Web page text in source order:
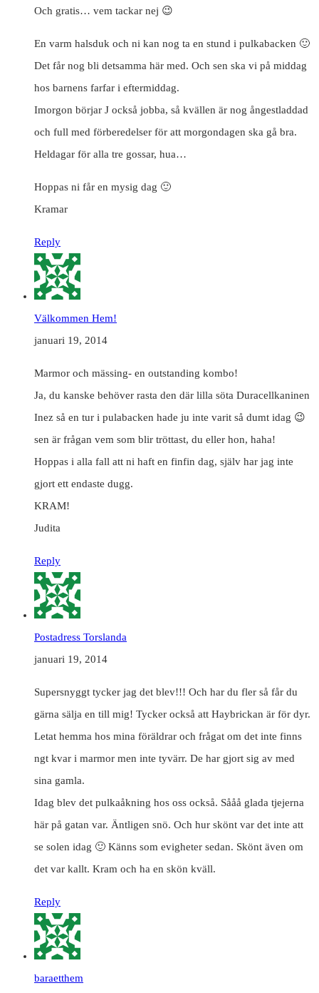
Och gratis… vem tackar nej 😉
En varm halsduk och ni kan nog ta en stund i pulkabacken 🙂
Det får nog bli detsamma här med. Och sen ska vi på middag
hos barnens farfar i eftermiddag.
Imorgon börjar J också jobba, så kvällen är nog ångestladdad
och full med förberedelser för att morgondagen ska gå bra.
Heldagar för alla tre gossar, hua…
Hoppas ni får en mysig dag 🙂
Kramar
Reply
Välkommen Hem!
januari 19, 2014
Marmor och mässing- en outstanding kombo!
Ja, du kanske behöver rasta den där lilla söta Duracellkaninen
Inez så en tur i pulabacken hade ju inte varit så dumt idag 😉
sen är frågan vem som blir tröttast, du eller hon, haha!
Hoppas i alla fall att ni haft en finfin dag, själv har jag inte
gjort ett endaste dugg.
KRAM!
Judita
Reply
Postadress Torslanda
januari 19, 2014
Supersnyggt tycker jag det blev!!! Och har du fler så får du
gärna sälja en till mig! Tycker också att Haybrickan är för dyr.
Letat hemma hos mina föräldrar och frågat om det inte finns
ngt kvar i marmor men inte tyvärr. De har gjort sig av med
sina gamla.
Idag blev det pulkaåkning hos oss också. Sååå glada tjejerna
här på gatan var. Äntligen snö. Och hur skönt var det inte att
se solen idag 🙂 Känns som evigheter sedan. Skönt även om
det var kallt. Kram och ha en skön kväll.
Reply
baraetthem